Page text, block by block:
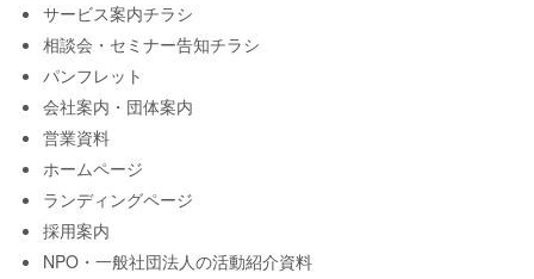
サービス案内チラシ
相談会・セミナー告知チラシ
パンフレット
会社案内・団体案内
営業資料
ホームページ
ランディングページ
採用案内
NPO・一般社団法人の活動紹介資料